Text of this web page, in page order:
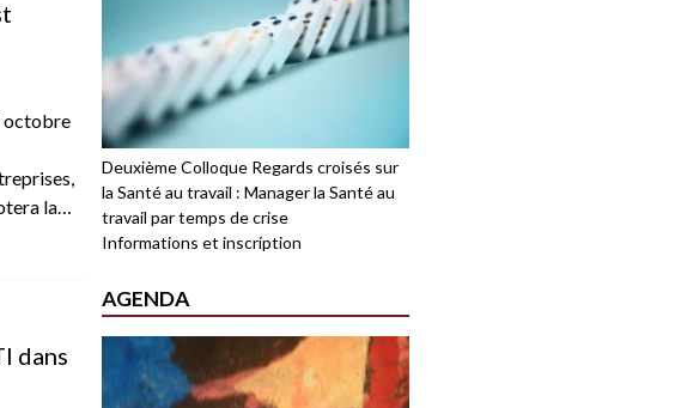
octobre
la…
dans
Deuxième Colloque Regards croisés sur
la Santé au travail : Manager la Santé au
travail par temps de crise
Informations et inscription
AGENDA